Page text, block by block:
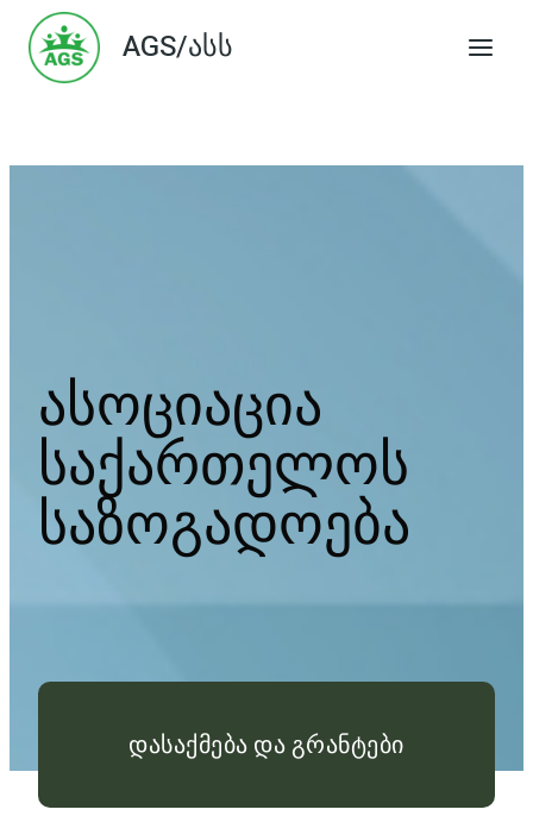
Skip
content
AGS/ასს
ასოციაცია
საქართელოს
საზოგადოება
დასაქმება და გრანტები